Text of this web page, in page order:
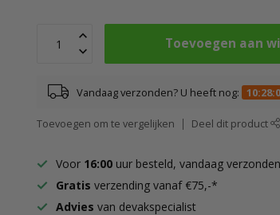
Toevoegen aan
Vandaag verzonden? U heeft nog:
Toevoegen om te vergelijken Deel dit product
Voor 16:00 uur besteld, vandaag verzonden
Gratis verzending vanaf €75,-*
Advies van devakspecialist